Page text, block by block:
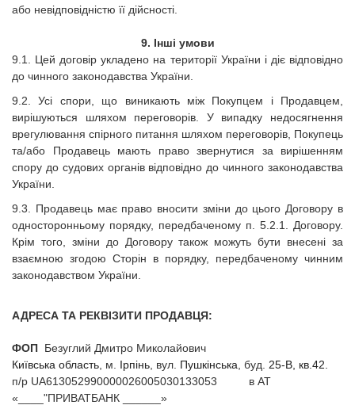
або невідповідністю її дійсності.
9. Інші умови
9.1. Цей договір укладено на території України і діє відповідно
до чинного законодавства України.
9.2. Усі спори, що виникають між Покупцем і Продавцем,
вирішуються шляхом переговорів. У випадку недосягнення
врегулювання спірного питання шляхом переговорів, Покупець
та/або Продавець мають право звернутися за вирішенням
спору до судових органів відповідно до чинного законодавства
України.
9.3. Продавець має право вносити зміни до цього Договору в
односторонньому порядку, передбаченому п. 5.2.1. Договору.
Крім того, зміни до Договору також можуть бути внесені за
взаємною згодою Сторін в порядку, передбаченому чинним
законодавством України.
АДРЕСА ТА РЕКВІЗИТИ ПРОДАВЦЯ:
ФОП Безуглий Дмитро Миколайович
Київська область , м. Ірпінь , вул. Пушкінська , буд. 25-В кв 42.
п/р UA613052990000026005030133053 в АТ
«____"ПРИВАТБАНК ______»